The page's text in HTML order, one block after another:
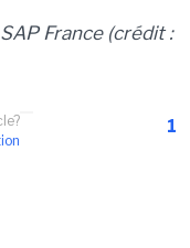
France (crédit :
1